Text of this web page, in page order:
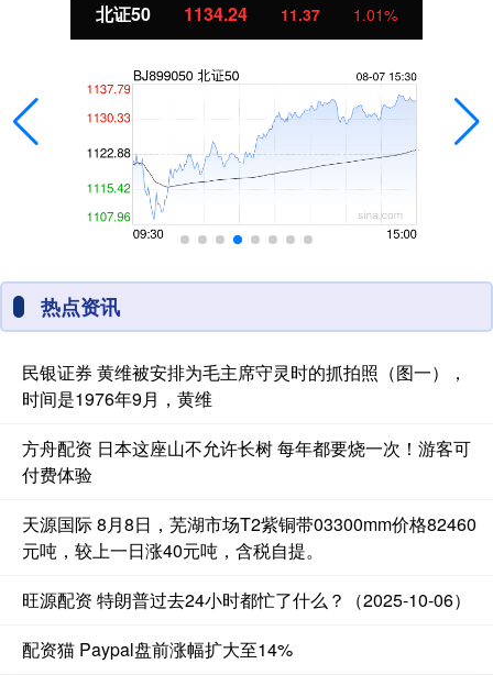
北证50 1134.24 11.37 1.01%
热点资讯
民银证券 黄维被安排为毛主席守灵时的抓拍照（图一），
时间是1976年9月，黄维
方舟配资 日本这座山不允许长树 每年都要烧一次！游客可
付费体验
天源国际 8月8日，芜湖市场T2紫铜带03300mm价格82460
元吨，较上一日涨40元吨，含税自提。
旺源配资 特朗普过去24小时都忙了什么？（2025-10-06）
配资猫 Paypal盘前涨幅扩大至14%